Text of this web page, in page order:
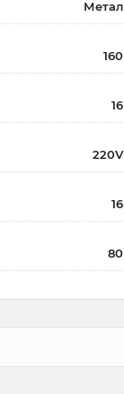
Метал
160
16
220V
16
80